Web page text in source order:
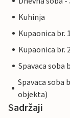
Kuhinja
Kupaonica br.
Kupaonica br.
Spavaca soba
Spavaca soba
objekta)
Sadržaji